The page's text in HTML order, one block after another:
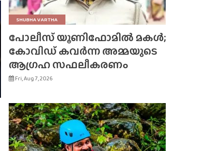
SHUBHA VARTHA
പോലീസ് യൂണിഫോമിൽ മകൾ;
കോവിഡ് കവർന്ന അമ്മയുടെ
ആഗ്രഹ സഫലീകരണം
Fri, Aug 7, 2026